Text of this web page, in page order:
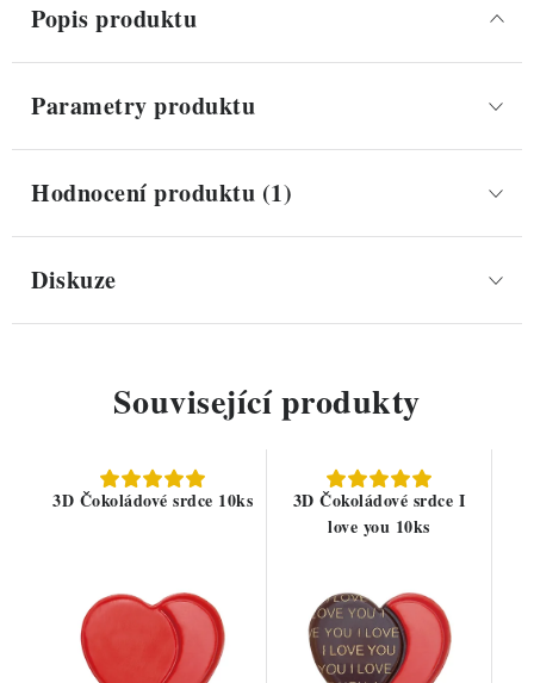
Popis produktu
Parametry produktu
Hodnocení produktu (1)
Diskuze
Související produkty
3D Čokoládové srdce 10ks
3D Čokoládové srdce I
love you 10ks